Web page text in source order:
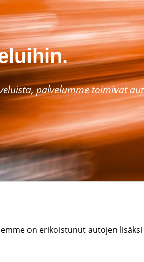
palvelumme toimivat
on erikoistunut autojen